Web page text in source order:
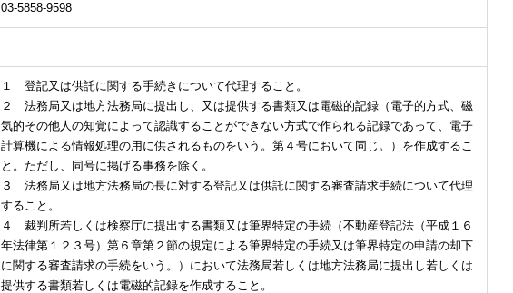
03-5858-9598
１ 登記又は供託に関する手続きについて代理すること。
２ 法務局又は地方法務局に提出し、又は提供する書類又は電磁的記録（電子的方式、磁
気的その他人の知覚によって認識することができない方式で作られる記録であって、電子
計算機による情報処理の用に供されるものをいう。第４号において同じ。）を作成するこ
と。ただし、同号に掲げる事務を除く。
３ 法務局又は地方法務局の長に対する登記又は供託に関する審査請求手続について代理
すること。
４ 裁判所若しくは検察庁に提出する書類又は筆界特定の手続（不動産登記法（平成１６
年法律第１２３号）第６章第２節の規定による筆界特定の手続又は筆界特定の申請の却下
に関する審査請求の手続をいう。）において法務局若しくは地方法務局に提出し若しくは
提供する書類若しくは電磁的記録を作成すること。